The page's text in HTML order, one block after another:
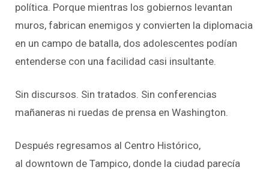
política. Porque mientras los gobiernos levantan
muros, fabrican enemigos y convierten la diplomacia
en un campo de batalla, dos adolescentes podían
entenderse con una facilidad casi insultante.
Sin discursos. Sin tratados. Sin conferencias
mañaneras ni ruedas de prensa en Washington.
Después regresamos al Centro Histórico,
al downtown de Tampico, donde la ciudad parecía